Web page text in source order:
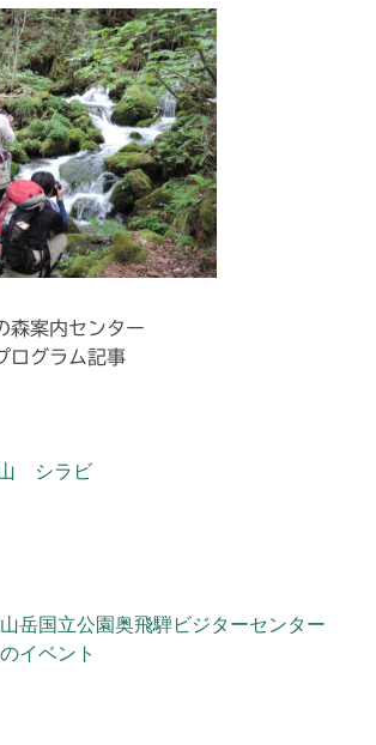
森案内センター
ログラム記事
ション
山 シラビ
岳国立公園奥飛騨ビジターセンター
イベント